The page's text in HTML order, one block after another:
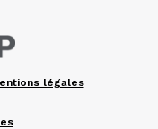
légales